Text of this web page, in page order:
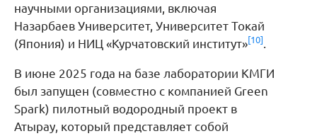
научными организациями, включая
Назарбаев Университет, Университет Токай
(Япония) и НИЦ «Курчатовский институт»[10]
В июне 2025 года на базе лаборатории КМГИ
был запущен (совместно с компанией Green
Spark) пилотный водородный проект в
Атырау, который представляет собой